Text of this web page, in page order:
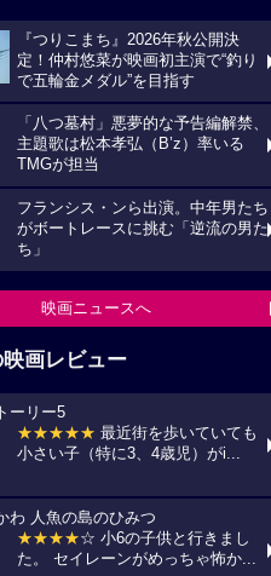
『つりこまち』2026年秋公開決
定！仲村悠菜が映画初主演で“釣り
で五輪金メダル”を目指す
「八つ墓村」悪夢的な予告編解禁、
主題歌は松本孝弘（B’z）率いる
TMGが担当
フランシス・ンら出演。中年男たち
がボートレースに挑む「逆流の男た
ち」
映画ニュースへ
画レビュー
ーリー5
★★★★★ 最近街を歩いていても
小さい子（特に3、4歳児）がi...
わ 人魚の島のひみつ
★★★★☆ 小6の子供と行きまし
た。 セイレーンがめっちゃ怖か...